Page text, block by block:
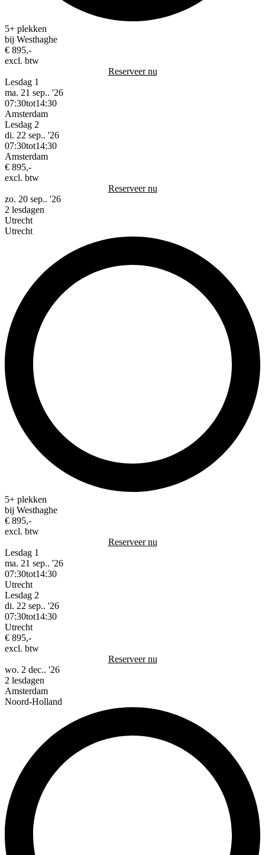
5+ plekken
bij Westhaghe
€ 895,-
excl. btw
Reserveer nu
Lesdag 1
ma. 21 sep.. '26
07:30tot14:30
Amsterdam
Lesdag 2
di. 22 sep.. '26
07:30tot14:30
Amsterdam
€ 895,-
excl. btw
Reserveer nu
zo. 20 sep.. '26
2 lesdagen
Utrecht
Utrecht
5+ plekken
bij Westhaghe
€ 895,-
excl. btw
Reserveer nu
Lesdag 1
ma. 21 sep.. '26
07:30tot14:30
Utrecht
Lesdag 2
di. 22 sep.. '26
07:30tot14:30
Utrecht
€ 895,-
excl. btw
Reserveer nu
wo. 2 dec.. '26
2 lesdagen
Amsterdam
Noord-Holland